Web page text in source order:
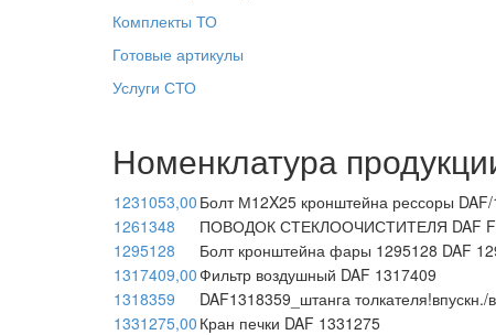
Комплекты ТО
Готовые артикулы
Услуги СТО
Номенклатура
1231053,00 Болт М12X25 кронштейна рессоры
1261348
ПОВОДОК СТЕКЛООЧИСТИТЕЛЯ DAF
1295128
Болт кронштейна фары 1295128 DAF
1317409,00Фильтр воздушный DAF 1317409
1318359
DAF1318359_штанга
1331275,00 Кран печки DAF 1331275